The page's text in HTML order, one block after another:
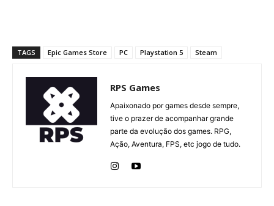
TAGS Epic Games Store PC Playstation 5 Steam
RPS Games
Apaixonado por games desde sempre,
tive o prazer de acompanhar grande
parte da evolução dos games. RPG,
Ação, Aventura, FPS, etc jogo de tudo.